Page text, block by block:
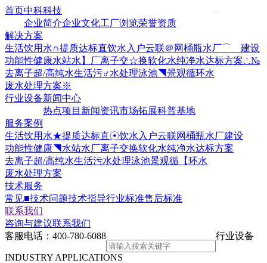
首页中科科技
企业简介企业文化工厂浏览荣誉资质
解决方案
生活饮用水∩提质达标直饮水入户云联＠网桶瓶水厂⌒ 建设
功能性健康水站水】厂离子交☆换软化水纯净水达标方案∴№
去离子超/高纯水生活污♂水处理泳池◥景观循环水
废水处理方案※
行业设备新闻中心
热点项目 新闻资讯市场拓展科普基地
服务案例
生活饮用水★提质达标直☉饮水入户云联网桶瓶水厂建设
功能性健康◥水站水厂离子交换软化水纯净水达标方案
去离子超/高纯水生活污水处理泳池景观循【环水
废水处理方案
技术服务
常见■技术问题技术指导行业标准售后标准
联系我们
咨询与建议联系我们
客服电话： 400-780-6088 行业设备
INDUSTRY APPLICATIONS